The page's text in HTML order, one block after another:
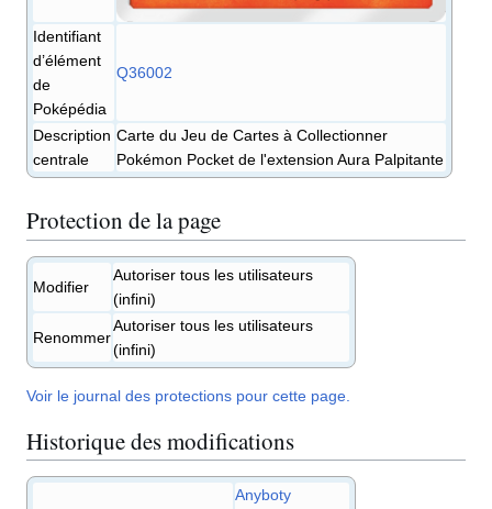
Identifiant
d’élément
de
Poképédia
Q36002
Description
centrale
Carte du Jeu de Cartes à Collectionner
Pokémon Pocket de l'extension Aura Palpitante
Protection de la page
Modifier
Autoriser tous les utilisateurs
(infini)
Renommer
Autoriser tous les utilisateurs
(infini)
Voir le journal des protections pour cette page.
Historique des modifications
Anyboty